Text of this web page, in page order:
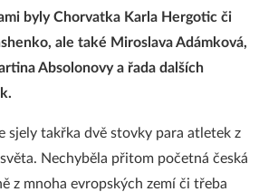
byly Chorvatka Karla Hergotic či
ale také Miroslava Adámková,
Absolonovy a řada dalších
takřka dvě stovky para atletek z
Nechyběla přitom početná česká
z mnoha evropských zemí či třeba